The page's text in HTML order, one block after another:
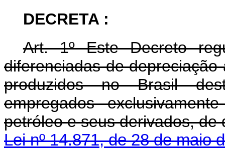
DECRETA :
Art. 1º Este Decreto
diferenciadas de
produzidos no Brasil
empregados
petróleo e seus derivados,
Lei nº 14.871, de 28 de maio